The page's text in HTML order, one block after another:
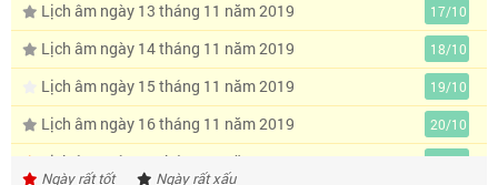
Lịch âm ngày 13 tháng 11 năm 2019 17/10
Lịch âm ngày 14 tháng 11 năm 2019 18/10
Lịch âm ngày 15 tháng 11 năm 2019 19/10
Lịch âm ngày 16 tháng 11 năm 2019 20/10
Lịch âm ngày 17 tháng 11 năm 2019 21/10
Ngày rất tốt Ngày rất xấu